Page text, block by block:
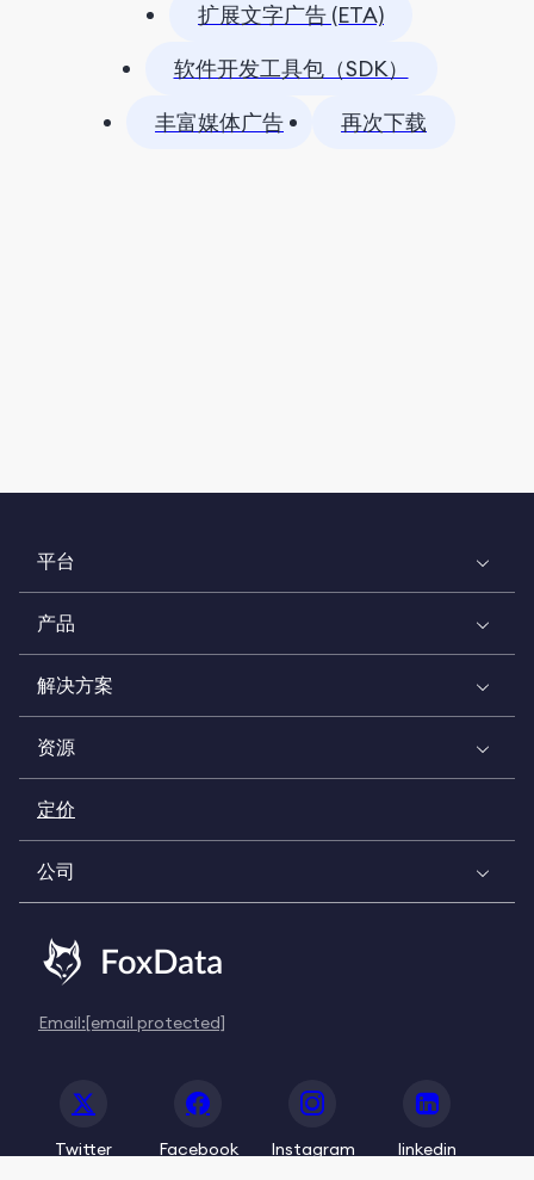
扩展文字广告 (ETA)
软件开发工具包（SDK）
丰富媒体广告
再次下载
平台
产品
解决方案
资源
定价
公司
Email:[email protected]
Twitter Facebook Instagram linkedin